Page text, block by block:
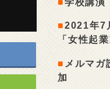
■2021年7
「女性起
■ メルマ
加